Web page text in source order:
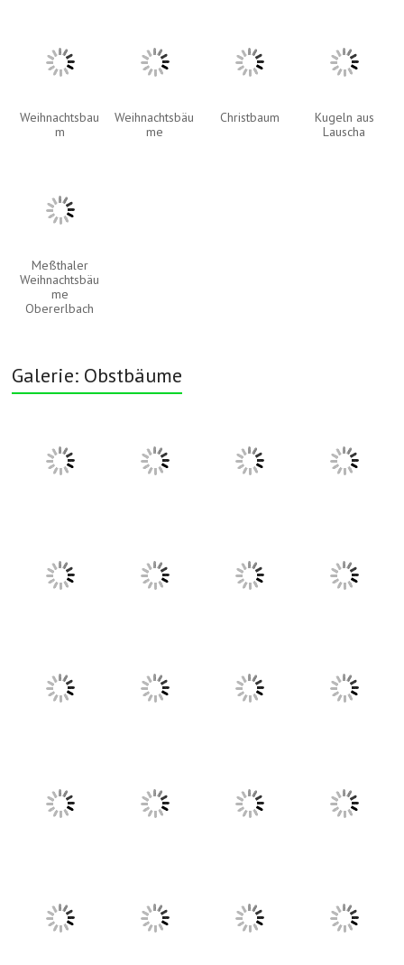
Weihnachtsbau
m
Weihnachtsbäu
me
Christbaum
Kugeln aus
Lauscha
Meßthaler
Weihnachtsbäu
me
Obererlbach
Galerie: Obstbäume